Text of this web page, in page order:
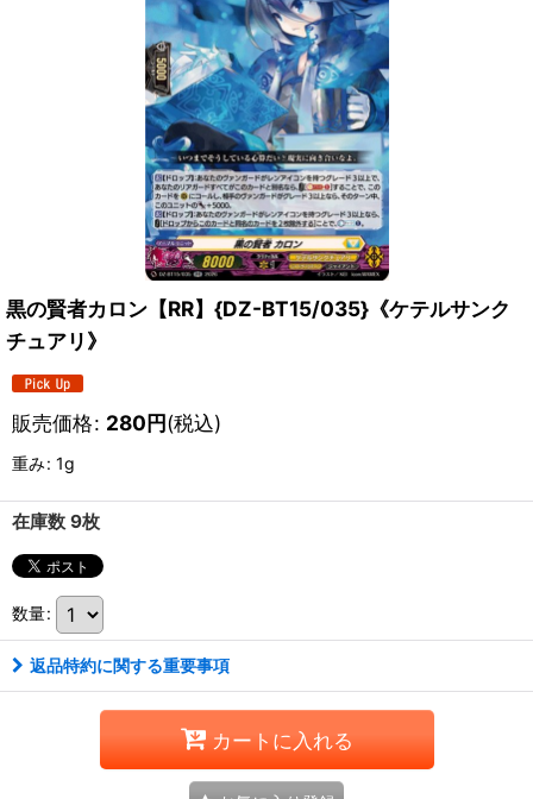
黒の賢者カロン【RR】{DZ-BT15/035}《ケテルサンク
チュアリ》
販売価格: 280円(税込)
重み: 1g
在庫数 9枚
数量:
返品特約に関する重要事項
カートに入れる